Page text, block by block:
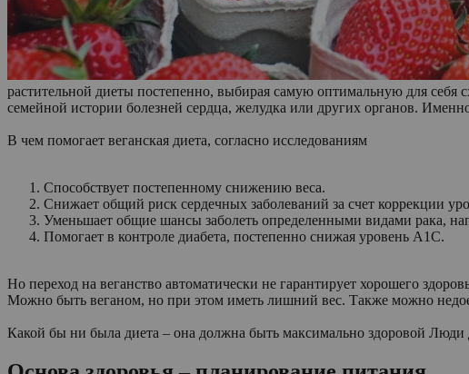
растительной диеты постепенно, выбирая самую оптимальную для
семейной истории болезней сердца, желудка или других органов.
В чем помогает веганская диета, согласно исследованиям
Способствует постепенному снижению веса.
Снижает общий риск сердечных заболеваний за счет коррекции
Уменьшает общие шансы заболеть определенными видами рака,
Помогает в контроле диабета, постепенно снижая уровень A1C.
Но переход на веганство автоматически не гарантирует хорошего
Можно быть веганом, но при этом иметь лишний вес. Также можно
Какой бы ни была диета – она должна быть максимально здоровой Люди